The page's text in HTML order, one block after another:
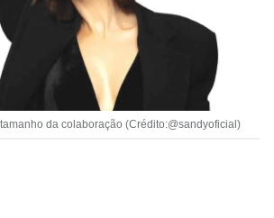
da colaboração (Crédito:@sandyoficial)